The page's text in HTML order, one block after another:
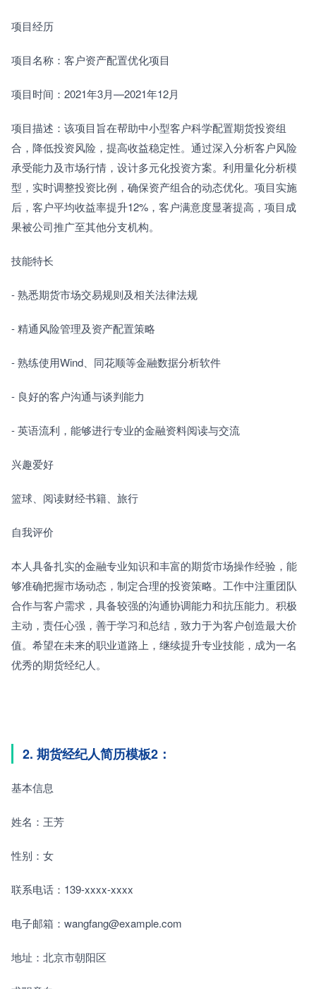
项目经历
项目名称：客户资产配置优化项目
项目时间：2021年3月—2021年12月
项目描述：该项目旨在帮助中小型客户科学配置期货投资组
合，降低投资风险，提高收益稳定性。通过深入分析客户风险
承受能力及市场行情，设计多元化投资方案。利用量化分析模
型，实时调整投资比例，确保资产组合的动态优化。项目实施
后，客户平均收益率提升12%，客户满意度显著提高，项目成
果被公司推广至其他分支机构。
技能特长
- 熟悉期货市场交易规则及相关法律法规
- 精通风险管理及资产配置策略
- 熟练使用Wind、同花顺等金融数据分析软件
- 良好的客户沟通与谈判能力
- 英语流利，能够进行专业的金融资料阅读与交流
兴趣爱好
篮球、阅读财经书籍、旅行
自我评价
本人具备扎实的金融专业知识和丰富的期货市场操作经验，能
够准确把握市场动态，制定合理的投资策略。工作中注重团队
合作与客户需求，具备较强的沟通协调能力和抗压能力。积极
主动，责任心强，善于学习和总结，致力于为客户创造最大价
值。希望在未来的职业道路上，继续提升专业技能，成为一名
优秀的期货经纪人。
2. 期货经纪人简历模板2：
基本信息
姓名：王芳
性别：女
联系电话：139-xxxx-xxxx
电子邮箱：wangfang@example.com
地址：北京市朝阳区